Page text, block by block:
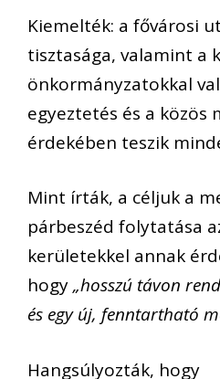
Kiemelték: a fővárosi
tisztasága, valamint a
önkormányzatokkal
egyeztetés és a közös
érdekében teszik
Mint írták, a céljuk a
párbeszéd folytatása
kerületekkel annak
hogy„hosszú távon
és egy új, fenntartható
Hangsúlyozták, hogy